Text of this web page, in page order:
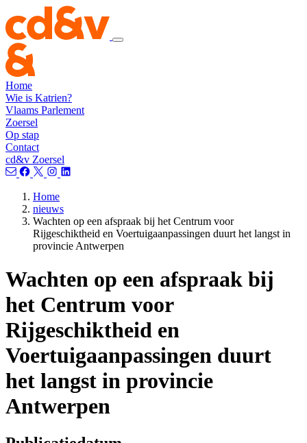
Home
Wie is Katrien?
Vlaams Parlement
Zoersel
Op stap
Contact
cd&v Zoersel
Home
nieuws
Wachten op een afspraak bij het Centrum voor
Rijgeschiktheid en Voertuigaanpassingen duurt het langst in
provincie Antwerpen
Wachten op een afspraak bij
het Centrum voor
Rijgeschiktheid en
Voertuigaanpassingen duurt
het langst in provincie
Antwerpen